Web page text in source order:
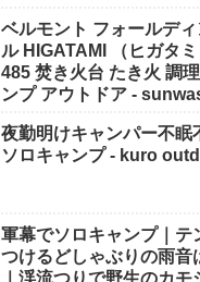
ベルモント フォールディ
ル HIGATAMI （ヒガタ
485 焚き火台 たき火 調
ンプ アウトドア -
夜勤明けキャンパー不眠
ソロキャンプ - kuro
軍幕でソロキャンプ｜テ
つけるどしゃぶりの雨音
｜渓流つりで野生のカ